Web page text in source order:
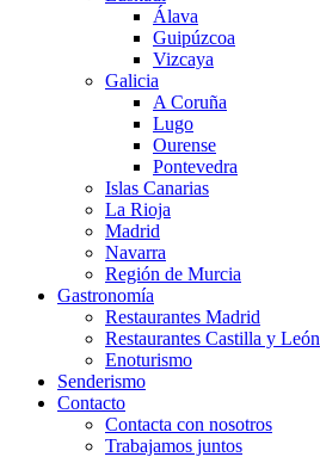
Álava
Guipúzcoa
Vizcaya
Galicia
A Coruña
Lugo
Ourense
Pontevedra
Islas Canarias
La Rioja
Madrid
Navarra
Región de Murcia
Gastronomía
Restaurantes Madrid
Restaurantes Castilla y León
Enoturismo
Senderismo
Contacto
Contacta con nosotros
Trabajamos juntos